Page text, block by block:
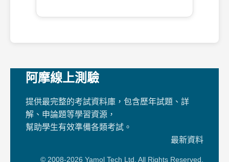
阿摩線上測驗
提供最完整的考試資料庫，包含歷年試題、詳
解、申論題等學習資源，
幫助學生有效準備各類考試。
最新資料
© 2008-2026 Yamol Tech Ltd. All Rights Reserved.